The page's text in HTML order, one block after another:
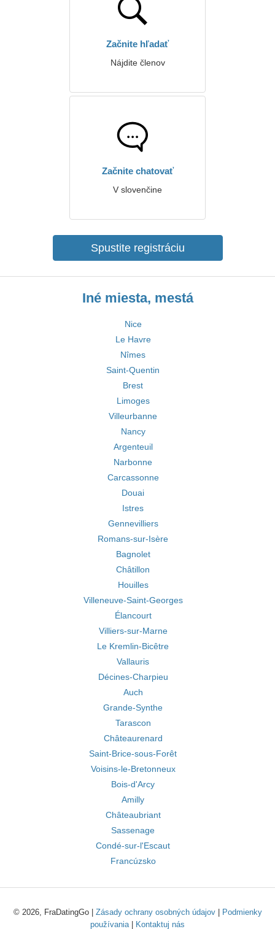
Začnite hľadať
Nájdite členov
Začnite chatovať
V slovenčine
Spustite registráciu
Iné miesta, mestá
Nice
Le Havre
Nîmes
Saint-Quentin
Brest
Limoges
Villeurbanne
Nancy
Argenteuil
Narbonne
Carcassonne
Douai
Istres
Gennevilliers
Romans-sur-Isère
Bagnolet
Châtillon
Houilles
Villeneuve-Saint-Georges
Élancourt
Villiers-sur-Marne
Le Kremlin-Bicêtre
Vallauris
Décines-Charpieu
Auch
Grande-Synthe
Tarascon
Châteaurenard
Saint-Brice-sous-Forêt
Voisins-le-Bretonneux
Bois-d'Arcy
Amilly
Châteaubriant
Sassenage
Condé-sur-l'Escaut
Francúzsko
© 2026, FraDatingGo | Zásady ochrany osobných údajov|
Podmienky
používania| Kontaktuj nás